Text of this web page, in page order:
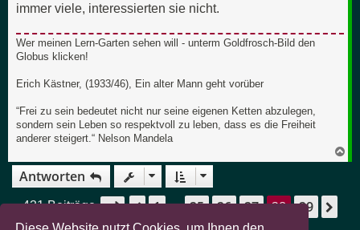
immer viele, interessierten sie nicht.
Wer meinen Lern-Garten sehen will - unterm Goldfrosch-Bild den
Globus klicken!
Erich Kästner, (1933/46), Ein alter Mann geht vorüber
“Frei zu sein bedeutet nicht nur seine eigenen Ketten abzulegen,
sondern sein Leben so respektvoll zu leben, dass es die Freiheit
anderer steigert.“ Nelson Mandela
a
Antworten
431 Beiträge Seite28von29
Vorherige
1 … 25 26 27 28 29